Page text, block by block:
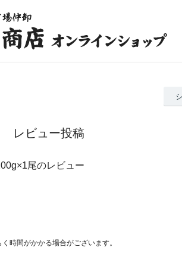
レビュー投稿
尾のレビュー
時間がかかる場合がございます。